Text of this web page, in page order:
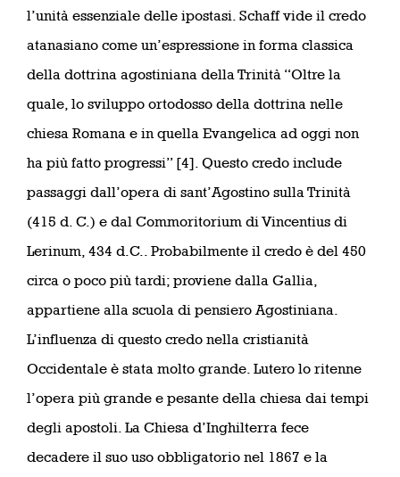
l’unità essenziale delle ipostasi. Schaff vide il credo
atanasiano come un’espressione in forma classica
della dottrina agostiniana della Trinità “Oltre la
quale, lo sviluppo ortodosso della dottrina nelle
chiesa Romana e in quella Evangelica ad oggi non
ha più fatto progressi” [4]. Questo credo include
passaggi dall’opera di sant’Agostino sulla Trinità
(415 d. C.) e dal Commoritorium di Vincentius di
Lerinum, 434 d.C.. Probabilmente il credo è del 450
circa o poco più tardi; proviene dalla Gallia,
appartiene alla scuola di pensiero Agostiniana.
L’influenza di questo credo nella cristianità
Occidentale è stata molto grande. Lutero lo ritenne
l’opera più grande e pesante della chiesa dai tempi
degli apostoli. La Chiesa d’Inghilterra fece
decadere il suo uso obbligatorio nel 1867 e la